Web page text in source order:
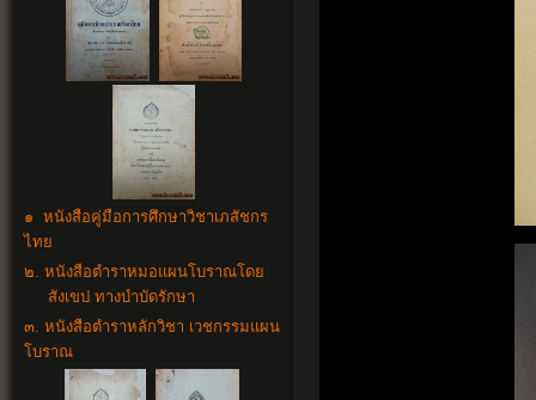
๑ หนังสือคู่มือการศึกษาวิชาเภสัชกร
ไทย
๒. หนังสือตำราหมอแผนโบราณโดย
สังเขป ทางบำบัดรักษา
๓. หนังสือตำราหลักวิชา เวชกรรมแผน
โบราณ